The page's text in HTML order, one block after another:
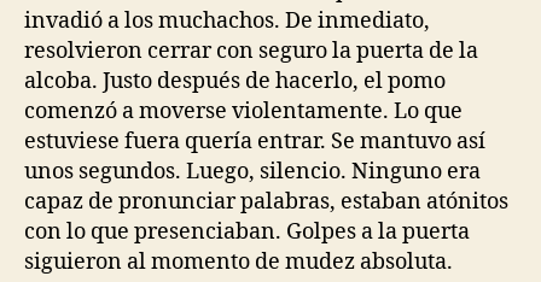
invadió a los muchachos. De inmediato,
resolvieron cerrar con seguro la puerta de la
alcoba. Justo después de hacerlo, el pomo
comenzó a moverse violentamente. Lo que
estuviese fuera quería entrar. Se mantuvo así
unos segundos. Luego, silencio. Ninguno era
capaz de pronunciar palabras, estaban atónitos
con lo que presenciaban. Golpes a la puerta
siguieron al momento de mudez absoluta.